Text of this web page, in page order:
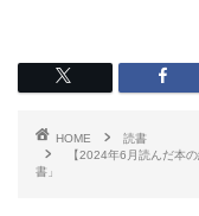
HOME
読書
【2024年6月読んだ本
書」